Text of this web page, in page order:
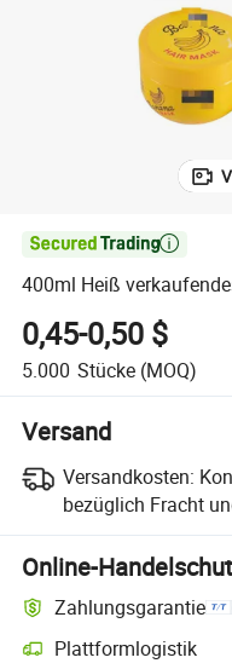

400ml Heiß
0,45-0,50 $
5.000 Stücke (MOQ)
Versand
Versandkosten:
bezüglich Fracht
Online-
Zahlungsgarantie
Plattformlogistik